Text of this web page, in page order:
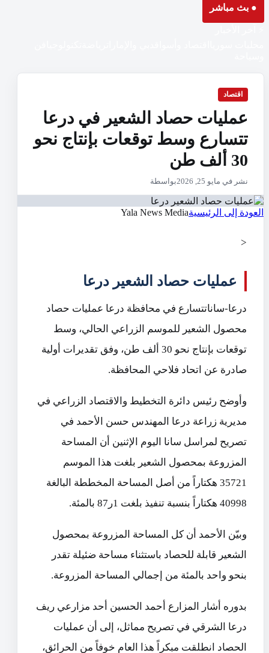
● بث مباشر
اقتصاد
عمليات حصاد الشعير في درعا
تتسارع وسط توقعات بإنتاج نحو
30 ألف طن
نشر في مايو 25, 2026 بواسطة
العودة إلى الرئيسيةYala News Media
<
عمليات حصاد الشعير درعا
درعا-ساناتتسارع في محافظة درعا عمليات حصاد
محصول الشعير للموسم الزراعي الحالي، وسط
توقعات بإنتاج نحو 30 ألف طن، وفق تقديرات أولية
صادرة عن اتحاد فلاحي المحافظة.
وأوضح رئيس دائرة التخطيط والاقتصاد الزراعي في
مديرية زراعة درعا المهندس حسن الأحمد في
تصريح لمراسل سانا اليوم الإثنين أن المساحة
المزروعة بمحصول الشعير بلغت هذا الموسم
35721 هكتاراً من أصل المساحة المخططة البالغة
40998 هكتاراً بنسبة تنفيذ بلغت 1ر87 بالمئة.
وبيّن الأحمد أن كل المساحة المزروعة بمحصول
الشعير قابلة للحصاد باستثناء مساحة ضئيلة تقدر
بنحو واحد بالمئة من إجمالي المساحة المزروعة.
بدوره أشار المزارع أحمد الحسين أحد مزارعي ريف
درعا الشرقي في تصريح مماثل، إلى أن عمليات
الحصاد انطلقت مبكراً هذا العام خوفاً من الحرائق،